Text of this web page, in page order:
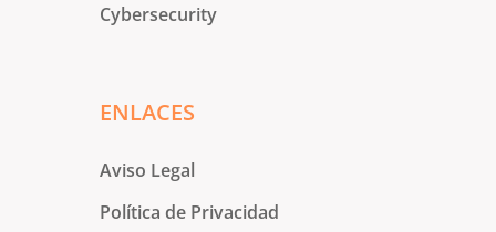
Cybersecurity
ENLACES
Aviso Legal
Política de Privacidad